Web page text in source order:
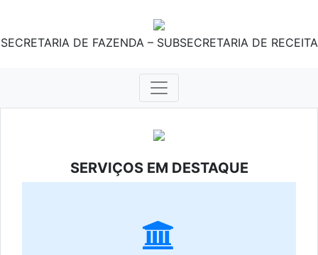
SECRETARIA DE FAZENDA – SUBSECRETARIA DE RECEITA
SERVIÇOS EM DESTAQUE